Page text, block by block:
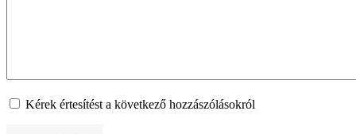
Kérek értesítést a következő hozzászólásokról